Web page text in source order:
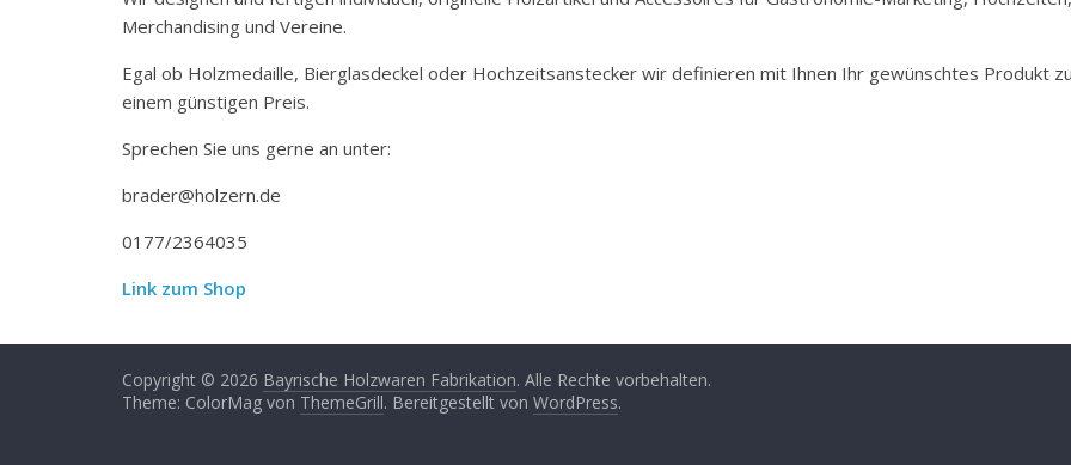
Merchandising und Vereine.
Egal ob Holzmedaille, Bierglasdeckel oder Hochzeitsanstecker wir definieren mit Ihnen Ihr gewünschtes Produkt
einem günstigen Preis.
Sprechen Sie uns gerne an unter:
brader@holzern.de
0177/2364035
Link zum Shop
Copyright © 2026 Bayrische Holzwaren Fabrikation. Alle Rechte vorbehalten.
Theme: ColorMag von ThemeGrill. Bereitgestellt von WordPress.